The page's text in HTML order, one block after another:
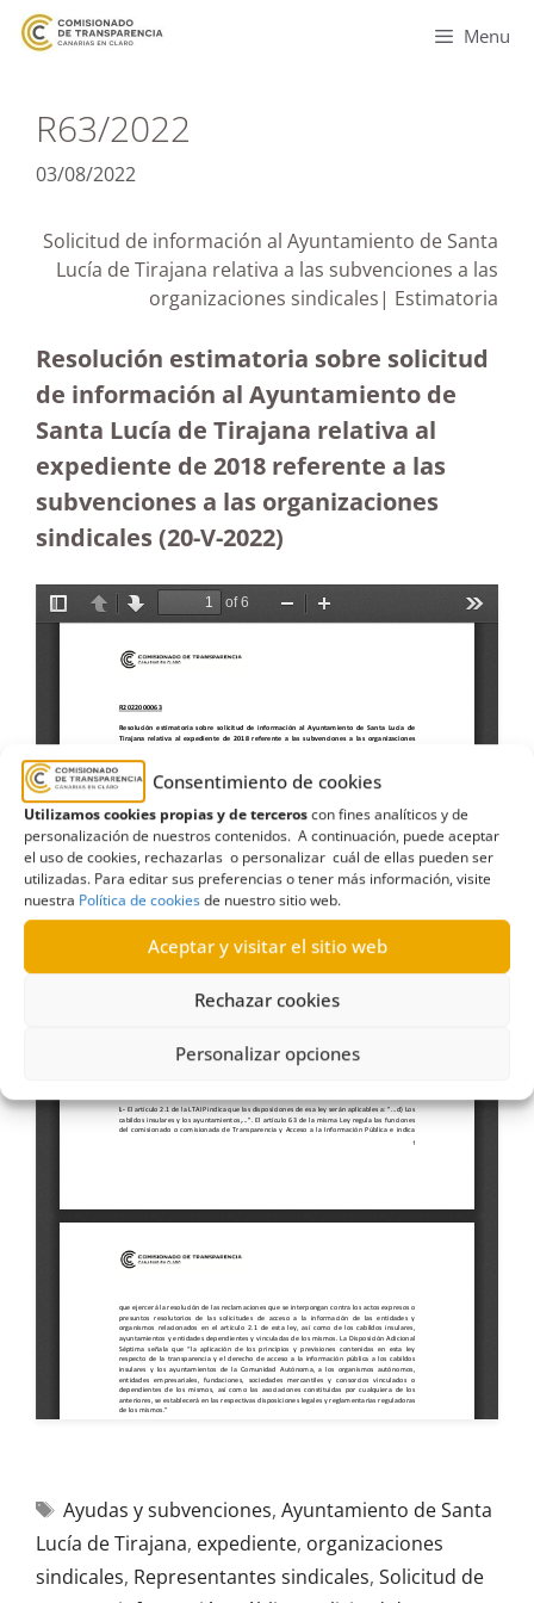
Consentimiento de cookies
Utilizamos cookies propias y de terceroscon fines analíticos y de
personalización de nuestros contenidos. A continuación, puede aceptar
el uso de cookies, rechazarlas o personalizar cuál de ellas pueden ser
utilizadas. Para editar sus preferencias o tener más información, visite
nuestra Política de cookiesde nuestro sitio web.
Aceptar y visitar el sitio web
Rechazar cookies
Personalizar opciones
Menu
R63/2022
03/08/2022
Solicitud de información al Ayuntamiento de Santa
Lucía de Tirajana relativa a las subvenciones a las
organizaciones sindicales| Estimatoria
Resolución estimatoria sobre solicitud
de información al Ayuntamiento de
Santa Lucía de Tirajana relativa al
expediente de 2018 referente a las
subvenciones a las organizaciones
sindicales (20-V-2022)
Ayudas y subvenciones, Ayuntamiento de Santa
Lucía de Tirajana, expediente, organizaciones
sindicales, Representantes sindicales, Solicitud de